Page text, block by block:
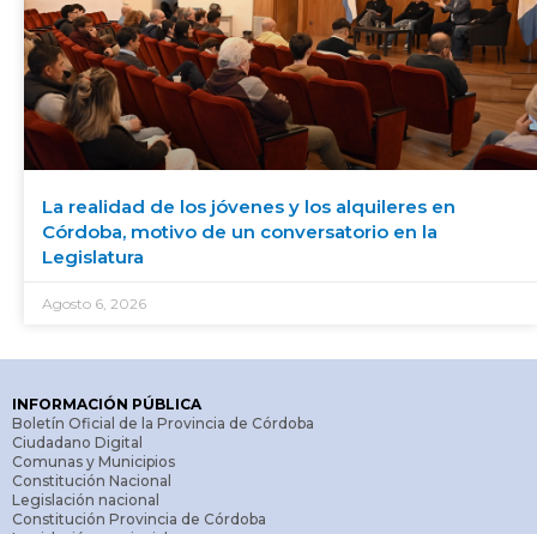
La realidad de los jóvenes y los alquileres en
Córdoba, motivo de un conversatorio en la
Legislatura
Agosto 6, 2026
INFORMACIÓN PÚBLICA
Boletín Oficial de la Provincia de Córdoba
Ciudadano Digital
Comunas y Municipios
Constitución Nacional
Legislación nacional
Constitución Provincia de Córdoba